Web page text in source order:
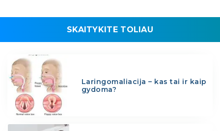
SKAITYKITE TOLIAU
Laringomaliacija – kas tai ir kaip
gydoma?